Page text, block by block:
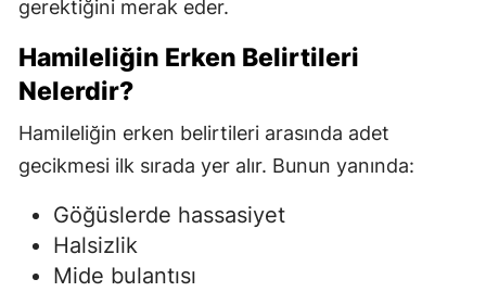
gerektiğini merak eder.
Hamileliğin Erken Belirtileri
Nelerdir?
Hamileliğin erken belirtileri arasında adet
gecikmesi ilk sırada yer alır. Bunun yanında:
Göğüslerde hassasiyet
Halsizlik
Mide bulantısı